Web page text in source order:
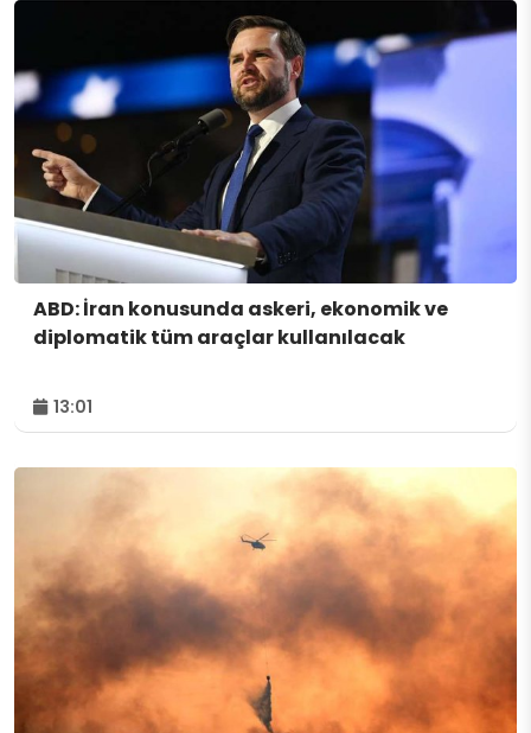
ABD: İran konusunda askeri, ekonomik ve
diplomatik tüm araçlar kullanılacak
13:01